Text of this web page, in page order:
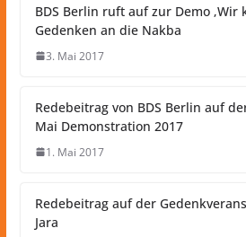
BDS Berlin ruft auf zur Demo ‚Wir
Gedenken an die Nakba
3. Mai 2017
Redebeitrag von BDS Berlin auf
Mai Demonstration 2017
1. Mai 2017
Redebeitrag auf der
Jara